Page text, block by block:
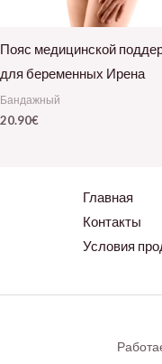
Пояс медицинской
для беременных Ирена
Бандажный
20.90€
Главная
Контакты
Условия